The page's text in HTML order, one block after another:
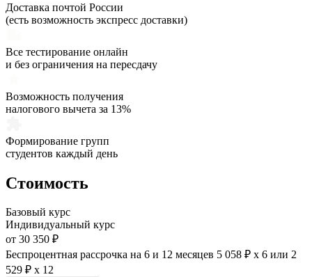
Доставка почтой России
(есть возможность экспресс доставки)
Все тестирование онлайн
и без ограничения на пересдачу
Возможность получения
налогового вычета за 13%
Формирование групп
студентов каждый день
Стоимость
Базовый курс
Индивидуальный курс
от 30 350 ₽
Беспроцентная рассрочка на 6 и 12 месяцев 5 058 ₽ х 6 или 2
529 ₽ х 12